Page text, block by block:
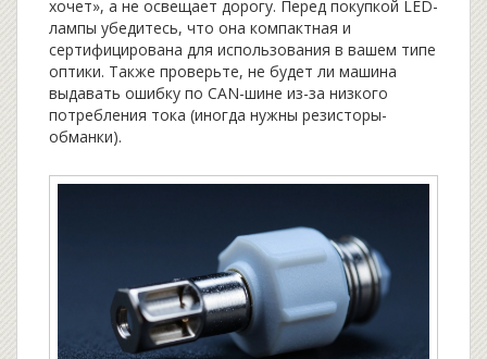
хочет», а не освещает дорогу. Перед покупкой LED-
лампы убедитесь, что она компактная и
сертифицирована для использования в вашем типе
оптики. Также проверьте, не будет ли машина
выдавать ошибку по CAN-шине из-за низкого
потребления тока (иногда нужны резисторы-
обманки).